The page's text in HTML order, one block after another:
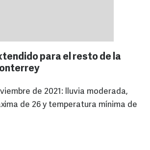
para el resto de la
de 2021: lluvia moderada,
de 26 y temperatura mínima de